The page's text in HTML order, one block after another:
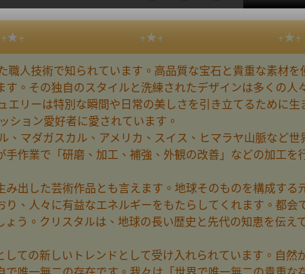
+★+ +★+ +★+
人技術で知られています。高品質な宝石と貴重な素材を
。その独自のスタイルと洗練されたデザインは多くの人
リーは特別な瞬間や日常の美しさを引き立てるために生
ション愛好者に愛されています。
マダガスカル、アメリカ、スイス、ヒマラヤ山脈など世
作業で「研磨、加工、補強、外観の改善」などの加工を
出した芸術作品とも言えます。地球そのものを構成する
、人々に有益なエネルギーをもたらしてくれます。都会
う。クリスタルは、地球の長い歴史と先代の知恵を伝え
ての新しいトレンドとして受け入れられています。自然